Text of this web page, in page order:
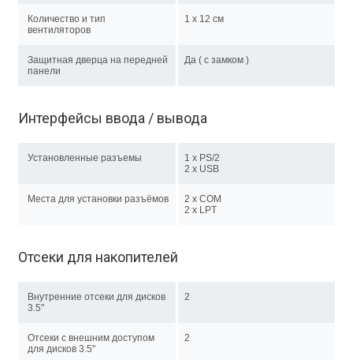
Количество и тип
вентиляторов
1 x 12 см
Защитная дверца на передней
панели
Да ( с замком )
Интерфейсы ввода / вывода
Установленные разъемы
1 x PS/2
2 x USB
Места для установки разъёмов
2 x COM
2 x LPT
Отсеки для накопителей
Внутренние отсеки для дисков
3.5"
2
Отсеки с внешним доступом
для дисков 3.5"
2